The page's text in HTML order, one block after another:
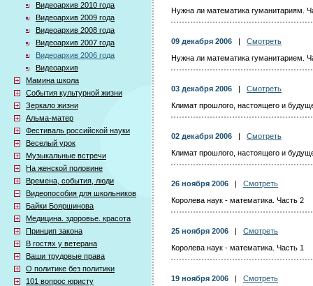
Видеоархив 2010 года
Видеоархив 2009 года
Видеоархив 2008 года
Видеоархив 2007 года
Видеоархив 2006 года
Видеоархив
Мамина школа
События культурной жизни
Зеркало жизни
Альма-матер
Фестиваль российской науки
Веселый урок
Музыкальные встречи
На женской половине
Времена, события, люди
Видеопособия для школьников
Байки Бояршинова
Медицина. здоровье. красота
Принцип закона
В гостях у ветерана
Ваши трудовые права
О политике без политики
101 вопрос юристу
Нужна ли математика гуманитариям.
09 декабря 2006
Смотреть
Нужна ли математика гуманитарием.
03 декабря 2006
Смотреть
Климат прошлого, настоящего и
02 декабря 2006
Смотреть
Климат прошлого, настоящего и
26 ноября 2006
Смотреть
Королева наук - математика. Часть 2
25 ноября 2006
Смотреть
Королева наук - математика. Часть 1
19 ноября 2006
Смотреть